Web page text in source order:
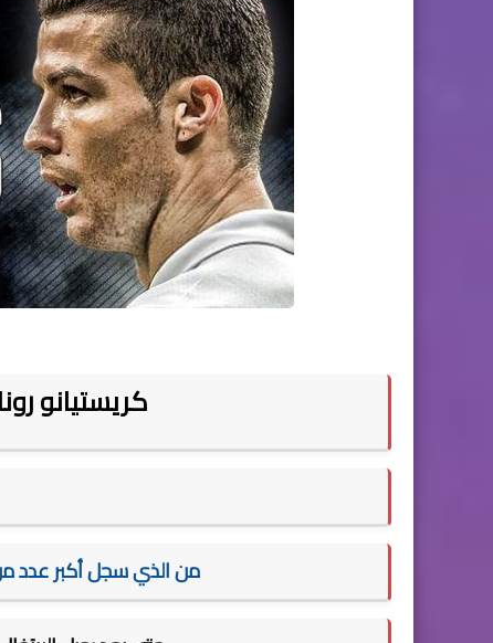
كريستيانو
من الذي سجل أكبر عدد